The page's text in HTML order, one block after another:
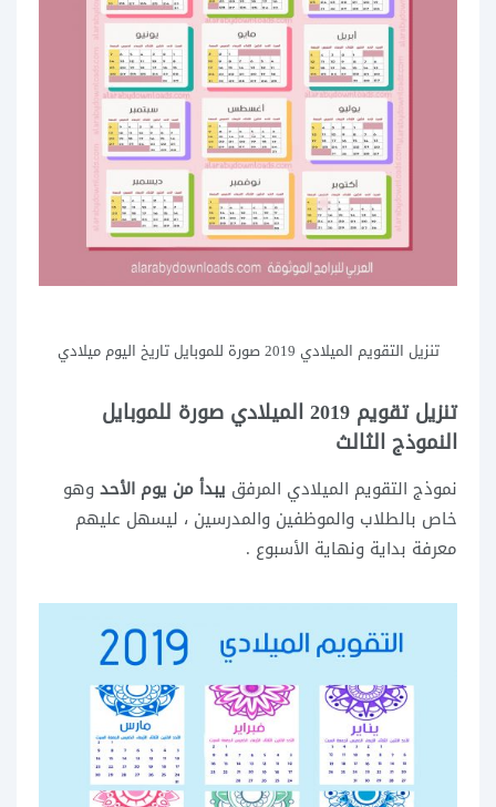
تنزيل التقويم الميلادي 2019 صورة للموبايل تاريخ اليوم ميلادي
تنزيل تقويم 2019 الميلادي صورة للموبايل
النموذج الثالث
نموذج التقويم الميلادي المرفق يبدأ من يوم الأحدوهو
خاص بالطلاب والموظفين والمدرسين ، ليسهل عليهم
معرفة بداية ونهاية الأسبوع .